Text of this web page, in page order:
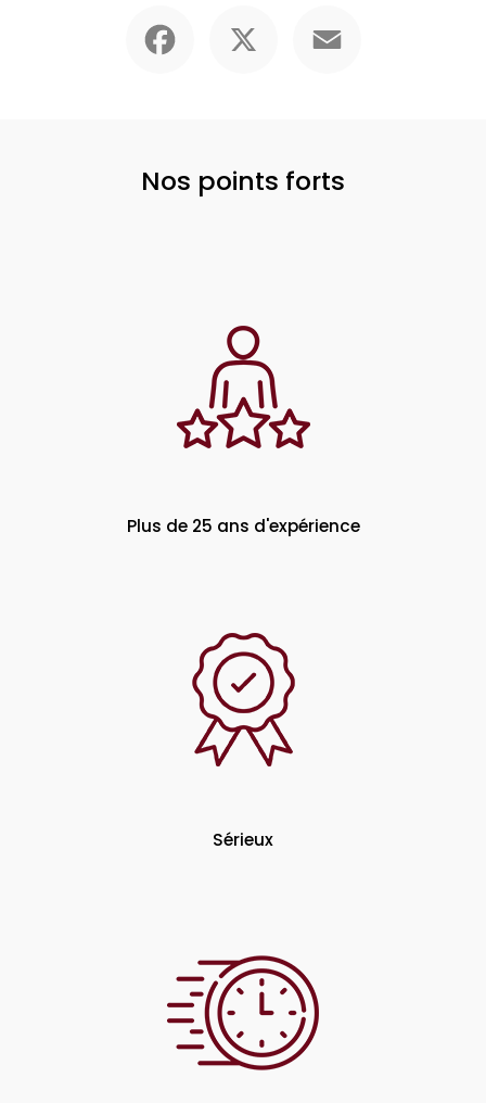
Nos points forts
Plus de 25 ans d'expérience
Sérieux